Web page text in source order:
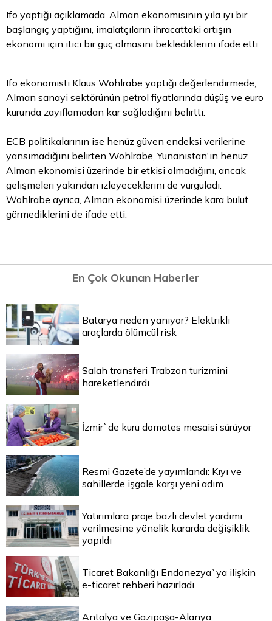
Ifo yaptığı açıklamada, Alman ekonomisinin yıla iyi bir
başlangıç yaptığını, imalatçıların ihracattaki artışın
ekonomi için itici bir güç olmasını beklediklerini ifade etti.
Ifo ekonomisti Klaus Wohlrabe yaptığı değerlendirmede,
Alman sanayi sektörünün petrol fiyatlarında düşüş ve euro
kurunda zayıflamadan kar sağladığını belirtti.
ECB politikalarının ise henüz güven endeksi verilerine
yansımadığını belirten Wohlrabe, Yunanistan'ın henüz
Alman ekonomisi üzerinde bir etkisi olmadığını, ancak
gelişmeleri yakından izleyeceklerini de vurguladı.
Wohlrabe ayrıca, Alman ekonomisi üzerinde kara bulut
görmediklerini de ifade etti.
En Çok Okunan Haberler
Batarya neden yanıyor? Elektrikli
araçlarda ölümcül risk
Salah transferi Trabzon turizmini
hareketlendirdi
İzmir`de kuru domates mesaisi sürüyor
Resmi Gazete’de yayımlandı: Kıyı ve
sahillerde işgale karşı yeni adım
Yatırımlara proje bazlı devlet yardımı
verilmesine yönelik kararda değişiklik
yapıldı
Ticaret Bakanlığı Endonezya`ya ilişkin
e-ticaret rehberi hazırladı
Antalya ve Gazipaşa-Alanya